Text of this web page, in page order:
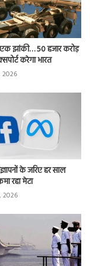
एक झांकी… 50 हजार करोड़
करेगा भारत
के जरिए हर साल
रहा मेटा
2026